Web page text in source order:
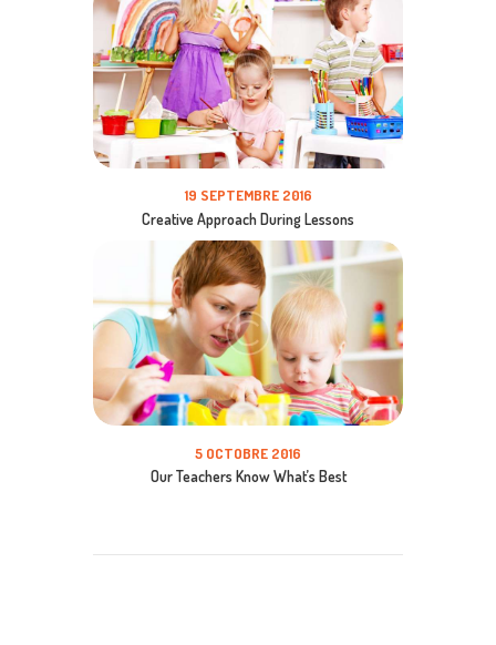
19 SEPTEMBRE 2016
Creative Approach During Lessons
5 OCTOBRE 2016
Our Teachers Know What’s Best